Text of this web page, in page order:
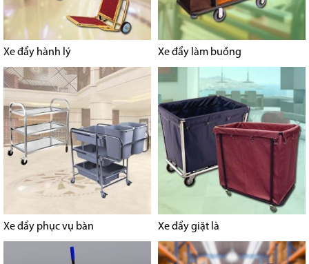
Xe đẩy hành lý Xe đẩy làm buồng
Xe đẩy phục vụ bàn Xe đẩy giặt là